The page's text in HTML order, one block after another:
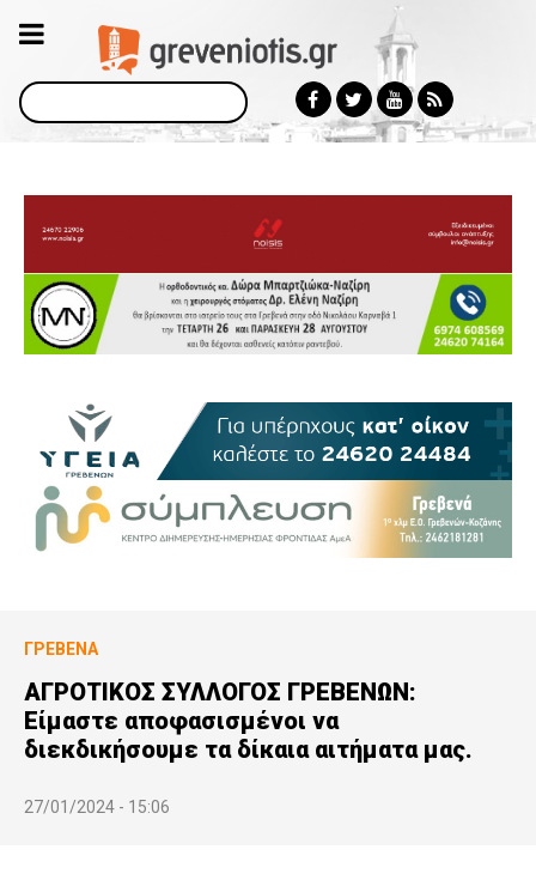
Αναζήτηση
ΓΡΕΒΕΝΆ
ΑΓΡΟΤΙΚΟΣ ΣΥΛΛΟΓΟΣ ΓΡΕΒΕΝΩΝ:
Είμαστε αποφασισμένοι να
διεκδικήσουμε τα δίκαια αιτήματα μας.
27/01/2024 - 15:06